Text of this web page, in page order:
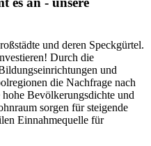
und deren Speckgürtel.
Durch die
und
die Nachfrage nach
Bevölkerungsdichte und
sorgen für steigende
Einnahmequelle für